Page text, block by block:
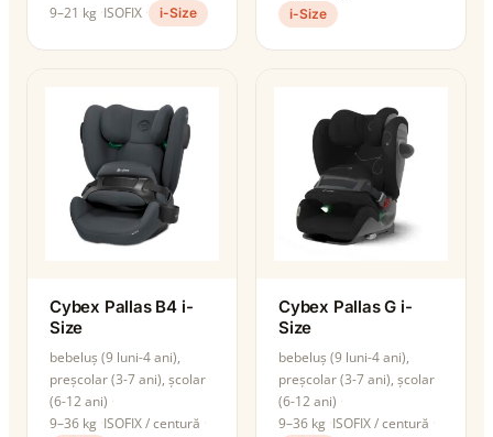
9–21 kg ISOFIX i-Size i-Size
Cybex Pallas B4 i-
Size
bebeluș (9 luni-4 ani),
preșcolar (3-7 ani), școlar
(6-12 ani)
9–36 kg ISOFIX / centură
Cybex Pallas G i-
Size
bebeluș (9 luni-4 ani),
preșcolar (3-7 ani), școlar
(6-12 ani)
9–36 kg ISOFIX / centură